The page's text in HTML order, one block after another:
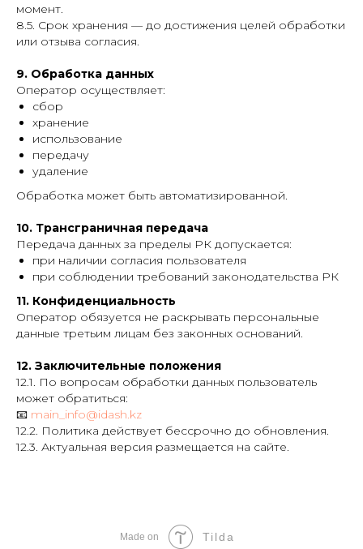
момент.
8.5. Срок хранения — до достижения целей обработки
или отзыва согласия.
9. Обработка данных
Оператор осуществляет:
сбор
хранение
использование
передачу
удаление
Обработка может быть автоматизированной.
10. Трансграничная передача
Передача данных за пределы РК допускается:
при наличии согласия пользователя
при соблюдении требований законодательства РК
11. Конфиденциальность
Оператор обязуется не раскрывать персональные
данные третьим лицам без законных оснований.
12. Заключительные положения
12.1. По вопросам обработки данных пользователь
может обратиться:
📧 main_info@idash.kz
12.2. Политика действует бессрочно до обновления.
12.3. Актуальная версия размещается на сайте.
Made on Tilda